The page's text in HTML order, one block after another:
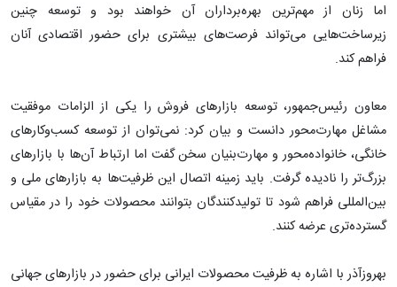
اما زنان از مهم‌ترین بهره‌برداران آن خواهند بود و توسعه چنین
زیرساخت‌هایی می‌تواند فرصت‌های بیشتری برای حضور اقتصادی آنان
فراهم کند.
معاون رئیس‌جمهور، توسعه بازارهای فروش را یکی از الزامات موفقیت
مشاغل مهارت‌محور دانست و بیان کرد: نمی‌توان از توسعه کسب‌وکارهای
خانگی، خانواده‌محور و مهارت‌بنیان سخن گفت اما ارتباط آن‌ها با بازارهای
بزرگ‌تر را نادیده گرفت. باید زمینه اتصال این ظرفیت‌ها به بازارهای ملی و
بین‌المللی فراهم شود تا تولیدکنندگان بتوانند محصولات خود را در مقیاس
گسترده‌تری عرضه کنند.
بهروزآذر با اشاره به ظرفیت محصولات ایرانی برای حضور در بازارهای جهانی